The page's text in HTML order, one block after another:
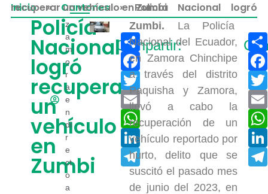
Inicio»Cantones»
Policía Nacional logró recuperar un vehículo en Zumbi
Policía
Nacional
logró
recuperar
un
vehículo
en
Zumbi
z
a
m
o
r
a
e
n
di
r
e
ct
o
a
Compartir:
Compartir
Facebook
Twitter
Email
WhatsApp
LinkedIn
Telegram
Zumbi. La Policía
Nacional del Ecuador,
en Zamora Chinchipe
a través del distrito
Paquisha y Zamora,
llevó a cabo la
recuperación de un
vehículo reportado por
hurto, delito que se
suscitó el pasado mes
de junio del 2023, en